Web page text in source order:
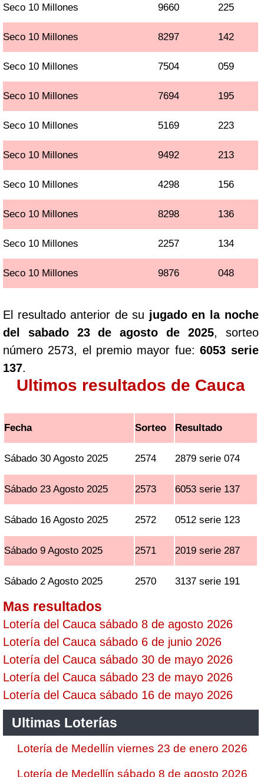
Seco 10 Millones 9660 225
Seco 10 Millones 8297 142
Seco 10 Millones 7504 059
Seco 10 Millones 7694 195
Seco 10 Millones 5169 223
Seco 10 Millones 9492 213
Seco 10 Millones 4298 156
Seco 10 Millones 8298 136
Seco 10 Millones 2257 134
Seco 10 Millones 9876 048
El resultado anterior de su jugado en la noche
del sabado 23 de agosto de 2025, sorteo
número 2573, el premio mayor fue:6053 serie
137.
Ultimos resultados de Cauca
Fecha Sorteo Resultado
Sábado 30 Agosto 2025 2574 2879 serie 074
Sábado 23 Agosto 2025 2573 6053 serie 137
Sábado 16 Agosto 2025 2572 0512 serie 123
Sábado 9 Agosto 2025 2571 2019 serie 287
Sábado 2 Agosto 2025 2570 3137 serie 191
Mas resultados
Lotería del Cauca sábado 8 de agosto 2026
Lotería del Cauca sábado 6 de junio 2026
Lotería del Cauca sábado 30 de mayo 2026
Lotería del Cauca sábado 23 de mayo 2026
Lotería del Cauca sábado 16 de mayo 2026
Ultimas Loterías
Lotería de Medellín viernes 23 de enero 2026
Lotería de Medellín sábado 8 de agosto 2026